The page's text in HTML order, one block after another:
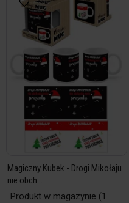
Magiczny Kubek - Drogi Mikołaju
nie obch...
Produkt w magazynie (1